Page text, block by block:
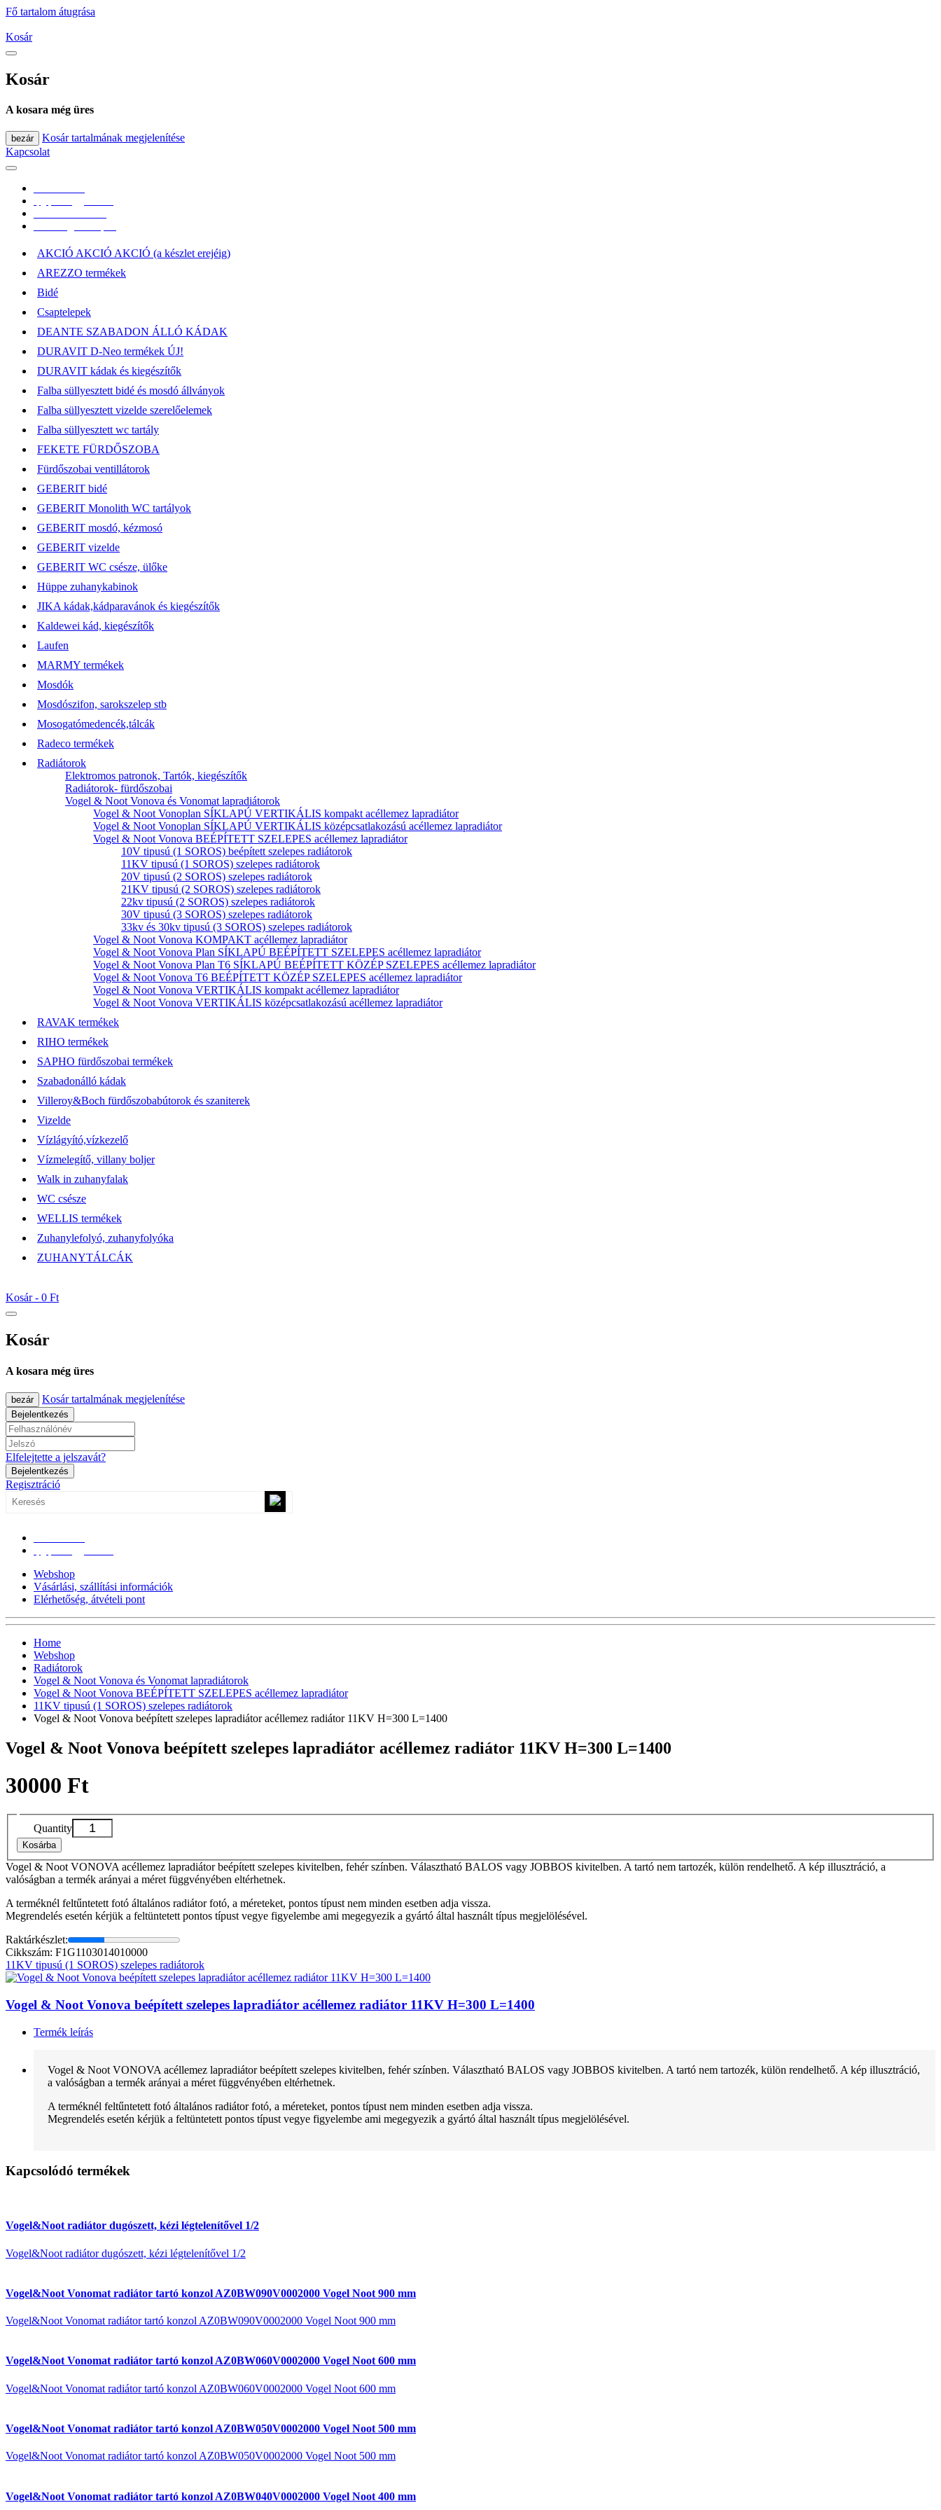
Fő tartalom átugrása
Kosár
Kosár
A kosara még üres
bezár
Kosár tartalmának megjelenítése
Kapcsolat
AKCIÓ AKCIÓ AKCIÓ (a készlet erejéig)
AREZZO termékek
Bidé
Csaptelepek
DEANTE SZABADON ÁLLÓ KÁDAK
DURAVIT D-Neo termékek ÚJ!
DURAVIT kádak és kiegészítők
Falba süllyesztett bidé és mosdó állványok
Falba süllyesztett vizelde szerelőelemek
Falba süllyesztett wc tartály
FEKETE FÜRDŐSZOBA
Fürdőszobai ventillátorok
GEBERIT bidé
GEBERIT Monolith WC tartályok
GEBERIT mosdó, kézmosó
GEBERIT vizelde
GEBERIT WC csésze, ülőke
Hüppe zuhanykabinok
JIKA kádak,kádparavánok és kiegészítők
Kaldewei kád, kiegészítők
Laufen
MARMY termékek
Mosdók
Mosdószifon, sarokszelep stb
Mosogatómedencék,tálcák
Radeco termékek
Radiátorok
Elektromos patronok, Tartók, kiegészítők
Radiátorok- fürdőszobai
Vogel & Noot Vonova és Vonomat lapradiátorok
Vogel & Noot Vonoplan SÍKLAPÚ VERTIKÁLIS kompakt acéllemez lapradiátor
Vogel & Noot Vonoplan SÍKLAPÚ VERTIKÁLIS középcsatlakozású acéllemez lapradiátor
Vogel & Noot Vonova BEÉPÍTETT SZELEPES acéllemez lapradiátor
10V tipusú (1 SOROS) beépített szelepes radiátorok
11KV tipusú (1 SOROS) szelepes radiátorok
20V tipusú (2 SOROS) szelepes radiátorok
21KV tipusú (2 SOROS) szelepes radiátorok
22kv tipusú (2 SOROS) szelepes radiátorok
30V tipusú (3 SOROS) szelepes radiátorok
33kv és 30kv tipusú (3 SOROS) szelepes radiátorok
Vogel & Noot Vonova KOMPAKT acéllemez lapradiátor
Vogel & Noot Vonova Plan SÍKLAPÚ BEÉPÍTETT SZELEPES acéllemez lapradiátor
Vogel & Noot Vonova Plan T6 SÍKLAPÚ BEÉPÍTETT KÖZÉP SZELEPES acéllemez lapradiátor
Vogel & Noot Vonova T6 BEÉPÍTETT KÖZÉP SZELEPES acéllemez lapradiátor
Vogel & Noot Vonova VERTIKÁLIS kompakt acéllemez lapradiátor
Vogel & Noot Vonova VERTIKÁLIS középcsatlakozású acéllemez lapradiátor
RAVAK termékek
RIHO termékek
SAPHO fürdőszobai termékek
Szabadonálló kádak
Villeroy&Boch fürdőszobabútorok és szaniterek
Vizelde
Vízlágyító,vízkezelő
Vízmelegítő, villany boljer
Walk in zuhanyfalak
WC csésze
WELLIS termékek
Zuhanylefolyó, zuhanyfolyóka
ZUHANYTÁLCÁK
Kosár - 0 Ft
Kosár
A kosara még üres
bezár Kosár tartalmának megjelenítése
Bejelentkezés
Elfelejtette a jelszavát?
Bejelentkezés
Regisztráció
Webshop
Vásárlási, szállítási információk
Elérhetőség, átvételi pont
Home
Webshop
Radiátorok
Vogel & Noot Vonova és Vonomat lapradiátorok
Vogel & Noot Vonova BEÉPÍTETT SZELEPES acéllemez lapradiátor
11KV tipusú (1 SOROS) szelepes radiátorok
Vogel & Noot Vonova beépített szelepes lapradiátor acéllemez radiátor 11KV H=300 L=1400
Vogel & Noot Vonova beépített szelepes lapradiátor acéllemez radiátor 11KV H=300 L=1400
30000 Ft
Quantity
Kosárba
Vogel & Noot VONOVA acéllemez lapradiátor beépített szelepes kivitelben, fehér színben. Választható BALOS vagy JOBBOS kivitelben. A tartó nem tartozék, külön rendelhető. A kép illusztráció, a
valóságban a termék arányai a méret függvényében eltérhetnek.
A terméknél feltűntetett fotó általános radiátor fotó, a méreteket, pontos típust nem minden esetben adja vissza.
Megrendelés esetén kérjük a feltüntetett pontos típust vegye figyelembe ami megegyezik a gyártó által használt típus megjelölésével.
Raktárkészlet:
Cikkszám: F1G1103014010000
11KV tipusú (1 SOROS) szelepes radiátorok
Vogel & Noot Vonova beépített szelepes lapradiátor acéllemez radiátor 11KV H=300 L=1400
Termék leírás
Vogel & Noot VONOVA acéllemez lapradiátor beépített szelepes kivitelben, fehér színben. Választható BALOS vagy JOBBOS kivitelben. A tartó nem tartozék, külön rendelhető. A kép illusztráció,
a valóságban a termék arányai a méret függvényében eltérhetnek.
A terméknél feltűntetett fotó általános radiátor fotó, a méreteket, pontos típust nem minden esetben adja vissza.
Megrendelés esetén kérjük a feltüntetett pontos típust vegye figyelembe ami megegyezik a gyártó által használt típus megjelölésével.
Kapcsolódó termékek
Vogel&Noot radiátor dugószett, kézi légtelenítővel 1/2
Vogel&Noot radiátor dugószett, kézi légtelenítővel 1/2
Vogel&Noot Vonomat radiátor tartó konzol AZ0BW090V0002000 Vogel Noot 900 mm
Vogel&Noot Vonomat radiátor tartó konzol AZ0BW090V0002000 Vogel Noot 900 mm
Vogel&Noot Vonomat radiátor tartó konzol AZ0BW060V0002000 Vogel Noot 600 mm
Vogel&Noot Vonomat radiátor tartó konzol AZ0BW060V0002000 Vogel Noot 600 mm
Vogel&Noot Vonomat radiátor tartó konzol AZ0BW050V0002000 Vogel Noot 500 mm
Vogel&Noot Vonomat radiátor tartó konzol AZ0BW050V0002000 Vogel Noot 500 mm
Vogel&Noot Vonomat radiátor tartó konzol AZ0BW040V0002000 Vogel Noot 400 mm